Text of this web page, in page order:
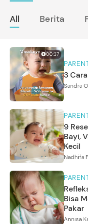
All Berita
00:37
3
Sandra
9
Bayi,
Kecil
Nadhifa
Bisa
Pakar
Annisa